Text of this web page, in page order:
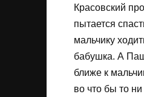
Красовский
пытается
мальчику
бабушка. А
ближе к
во что бы то